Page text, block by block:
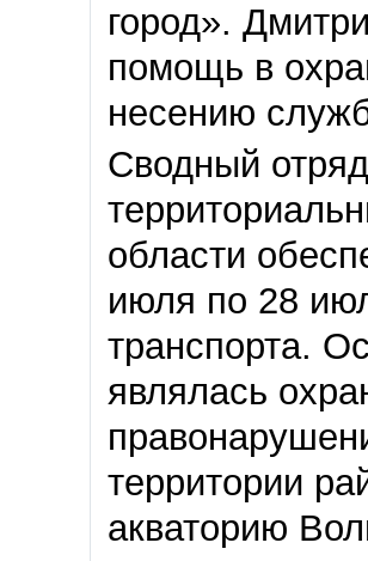
город».
помощь в
несению
Сводный
области
июля по 28
транспорта.
являлась
территории
акваторию